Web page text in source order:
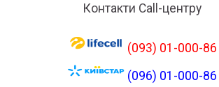
Контакти Call-центру
(093) 01-000-86
(096) 01-000-86